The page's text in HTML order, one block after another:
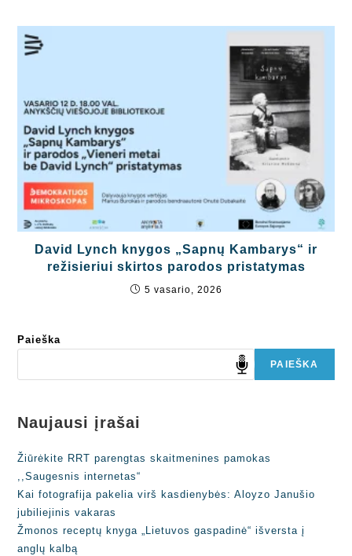
David Lynch knygos „Sapnų Kambarys“ ir
režisieriui skirtos parodos pristatymas
5 vasario, 2026
Paieška
PAIEŠKA
Naujausi įrašai
Žiūrėkite RRT parengtas skaitmenines pamokas
,,Saugesnis internetas“
Kai fotografija pakelia virš kasdienybės: Aloyzo Janušio
jubiliejinis vakaras
Žmonos receptų knyga „Lietuvos gaspadinė“ išversta į
anglų kalbą